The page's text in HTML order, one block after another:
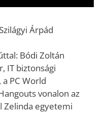
Árpád
Bódi Zoltán
IT biztonsági
PC World
vonalon az
Zelinda egyetemi